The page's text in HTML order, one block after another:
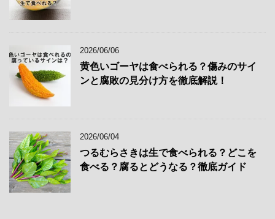
2026/06/06
黄色いゴーヤは食べられる？傷みのサイ
ンと腐敗の見分け方を徹底解説！
2026/06/04
つるむらさきは生で食べられる？どこを
食べる？腐るとどうなる？徹底ガイド